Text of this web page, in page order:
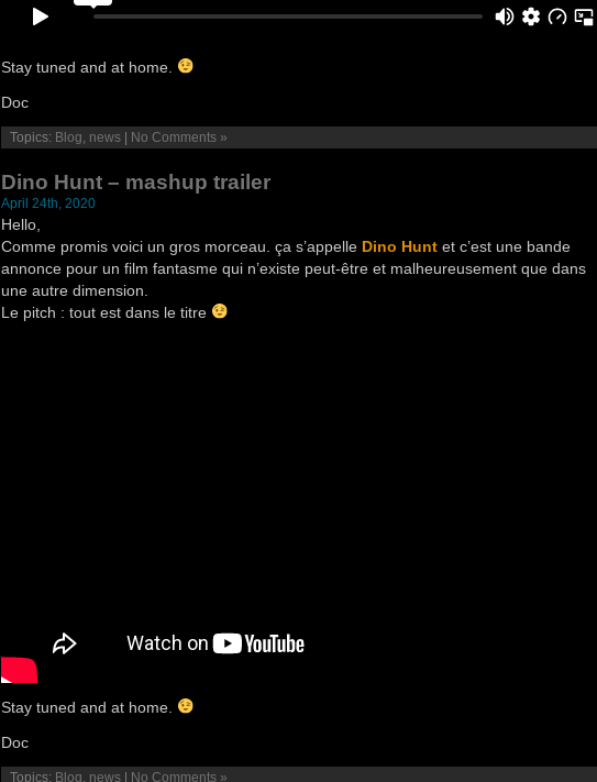
Stay tuned and at home.
Doc
Topics: Blog news No Comments »
Dino Hunt – mashup trailer
April 24th, 2020
Hello,
Comme promis voici un gros morceau. ça s’appelle Dino Hunt et c’est une bande
annonce pour un film fantasme qui n’existe peut-être et malheureusement que dans
une autre dimension.
Le pitch : tout est dans le titre
Stay tuned and at home.
Doc
Topics: Blog news No Comments »